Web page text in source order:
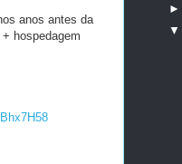
anos antes da
hospedagem
►
▼